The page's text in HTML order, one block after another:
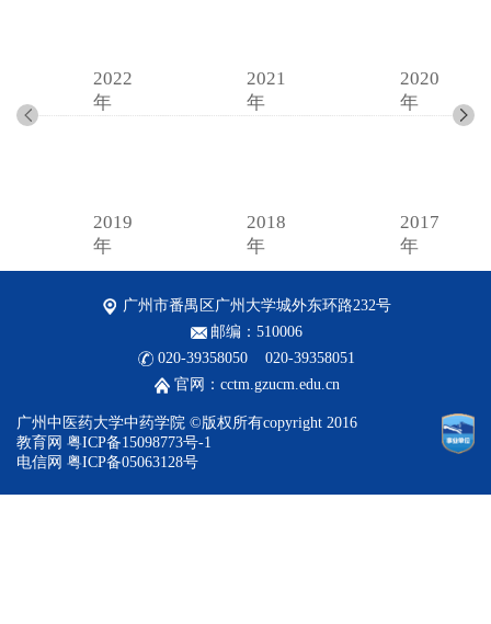
2022
年
2021
年
2020
年
2019
年
2018
年
2017
年
广州市番禺区广州大学城外东环路232号
邮编：510006
020-39358050 020-39358051
官网：cctm.gzucm.edu.cn
广州中医药大学中药学院 ©版权所有copyright 2016
教育网 粤ICP备15098773号-1
电信网 粤ICP备05063128号